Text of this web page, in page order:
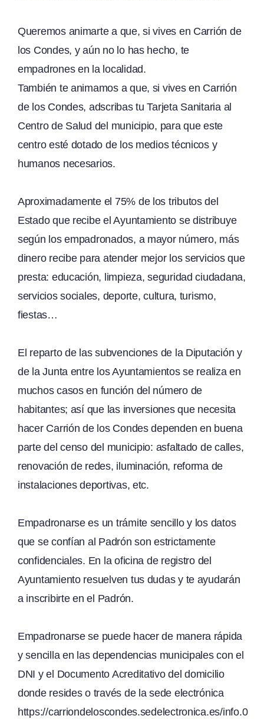
Queremos animarte a que, si vives en Carrión de
los Condes, y aún no lo has hecho, te
empadrones en la localidad.
También te animamos a que, si vives en Carrión
de los Condes, adscribas tu Tarjeta Sanitaria al
Centro de Salud del municipio, para que este
centro esté dotado de los medios técnicos y
humanos necesarios.
Aproximadamente el 75% de los tributos del
Estado que recibe el Ayuntamiento se distribuye
según los empadronados, a mayor número, más
dinero recibe para atender mejor los servicios que
presta: educación, limpieza, seguridad ciudadana,
servicios sociales, deporte, cultura, turismo,
fiestas…
El reparto de las subvenciones de la Diputación y
de la Junta entre los Ayuntamientos se realiza en
muchos casos en función del número de
habitantes; así que las inversiones que necesita
hacer Carrión de los Condes dependen en buena
parte del censo del municipio: asfaltado de calles,
renovación de redes, iluminación, reforma de
instalaciones deportivas, etc.
Empadronarse es un trámite sencillo y los datos
que se confían al Padrón son estrictamente
confidenciales. En la oficina de registro del
Ayuntamiento resuelven tus dudas y te ayudarán
a inscribirte en el Padrón.
Empadronarse se puede hacer de manera rápida
y sencilla en las dependencias municipales con el
DNI y el Documento Acreditativo del domicilio
donde resides o través de la sede electrónica
https://carriondeloscondes.sedelectronica.es/info.0